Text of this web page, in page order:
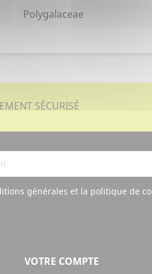
Polygalaceae
SÉCURISÉ
générales et la politique de
VOTRE COMPTE